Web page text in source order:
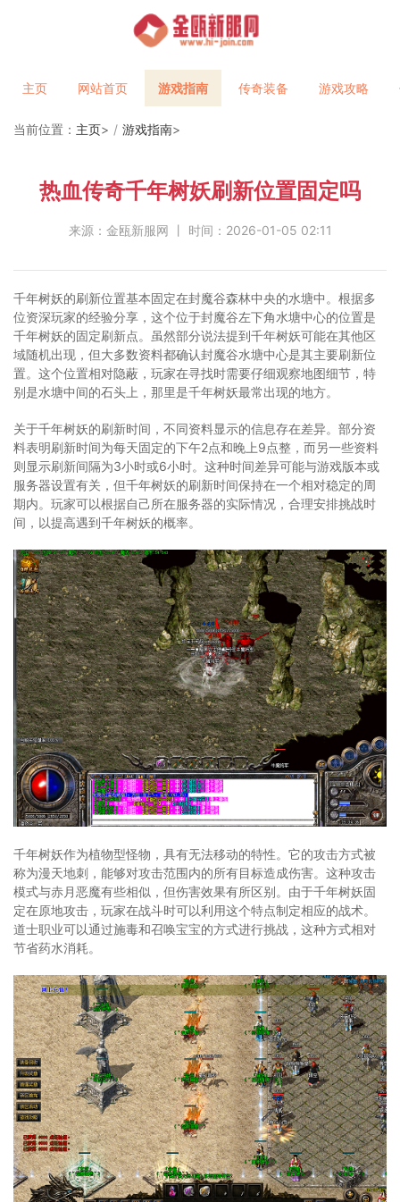
主页 网站首页 游戏指南 传奇装备 游戏攻略
当前位置： 主页> 游戏指南>
热血传奇千年树妖刷新位置固定吗
来源：金瓯新服网 丨 时间：2026-01-05 02:11
千年树妖的刷新位置基本固定在封魔谷森林中央的水塘中。根据多
位资深玩家的经验分享，这个位于封魔谷左下角水塘中心的位置是
千年树妖的固定刷新点。虽然部分说法提到千年树妖可能在其他区
域随机出现，但大多数资料都确认封魔谷水塘中心是其主要刷新位
置。这个位置相对隐蔽，玩家在寻找时需要仔细观察地图细节，特
别是水塘中间的石头上，那里是千年树妖最常出现的地方。
关于千年树妖的刷新时间，不同资料显示的信息存在差异。部分资
料表明刷新时间为每天固定的下午2点和晚上9点整，而另一些资料
则显示刷新间隔为3小时或6小时。这种时间差异可能与游戏版本或
服务器设置有关，但千年树妖的刷新时间保持在一个相对稳定的周
期内。玩家可以根据自己所在服务器的实际情况，合理安排挑战时
间，以提高遇到千年树妖的概率。
千年树妖作为植物型怪物，具有无法移动的特性。它的攻击方式被
称为漫天地刺，能够对攻击范围内的所有目标造成伤害。这种攻击
模式与赤月恶魔有些相似，但伤害效果有所区别。由于千年树妖固
定在原地攻击，玩家在战斗时可以利用这个特点制定相应的战术。
道士职业可以通过施毒和召唤宝宝的方式进行挑战，这种方式相对
节省药水消耗。